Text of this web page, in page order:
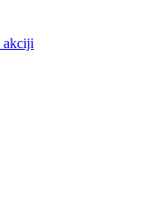
akciji